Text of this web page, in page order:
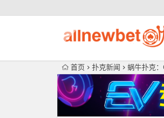
首页 扑克新闻 蜗牛扑克